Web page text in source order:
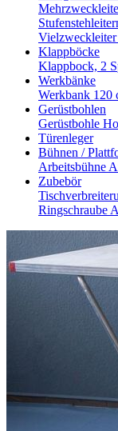
Vielzweckleiter
Klappböcke
Klappbock, 2
Werkbänke
Werkbank 120
Gerüstbohlen
Gerüstbohle
Türenleger
Bühnen /
Arbeitsbühne
Zubebör
Ringschraube